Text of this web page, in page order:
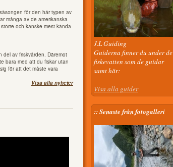
för den här typen av
många av de amerikanska
och kanske mest kända
del av friskvården. Däremot
bara med att du fiskar utan
för att det måste vara
Visa alla nyheter
J.L Guiding
Guiderna finner du under de
fiskevatten som de guidar
samt här:
Visa alla guider
:: Senaste från fotogalleri